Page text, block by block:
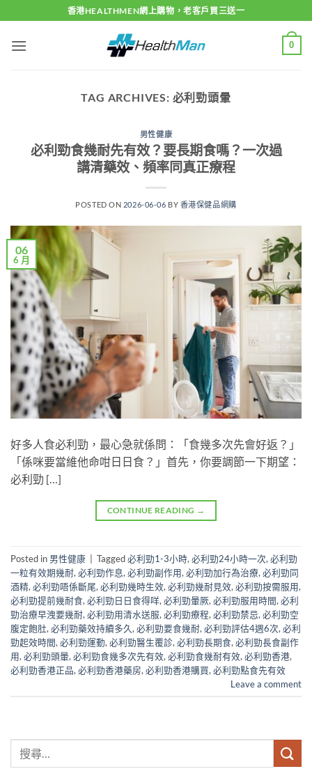
to
content
香港HEALTHMEN網上購物，老客戶買三送一
0
TAG ARCHIVES: 必利勁頭暈
男性健康
必利勁食幾耐先有效？要長期食嗎？一次過
講清藥效、頻率同真正療程
POSTED ON 2026-06-06 BY 香港保健品網購
06
6 月
好多人食必利勁，最心急就係問：「食幾多次先會好返？」
「係咪要當維他命咁日日食？」首先，你要調節一下期望：
必利勁 […]
CONTINUE READING →
Posted in 男性健康 Tagged必利勁1-3小時, 必利勁24小時一次, 必利勁
一粒有效期幾耐, 必利勁作息, 必利勁副作用, 必利勁加行為治療, 必利勁同
酒精, 必利勁唔係斷尾, 必利勁幾時生效, 必利勁幾耐見效, 必利勁按需服用,
必利勁提前幾耐食, 必利勁日日食得咩, 必利勁暈厥, 必利勁服用時間, 必利
勁治療早洩要幾耐, 必利勁用清水送服, 必利勁療程, 必利勁禁忌, 必利勁空
腹定飽肚, 必利勁藥效持續多久, 必利勁要食幾耐, 必利勁評估4週6次, 必利
勁起效時間, 必利勁運動, 必利勁醫生覆診, 必利勁長期食, 必利勁長食副作
用, 必利勁頭暈, 必利勁食幾多次先有效, 必利勁食幾耐有效, 必利勁香港,
必利勁香港正品, 必利勁香港藥房, 必利勁香港購買, 必利勁點食先有效
Leave a comment